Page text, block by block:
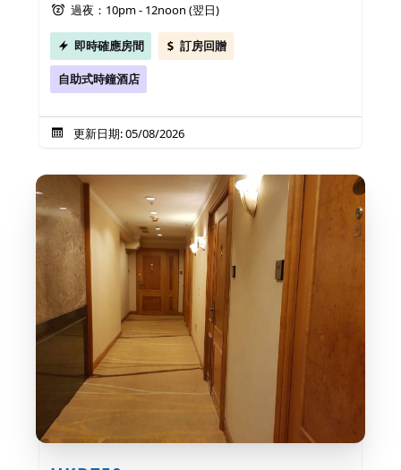
過夜：10pm - 12noon (翌日)
即時確應房間 訂房回贈
自助式時鐘酒店
更新日期: 05/08/2026